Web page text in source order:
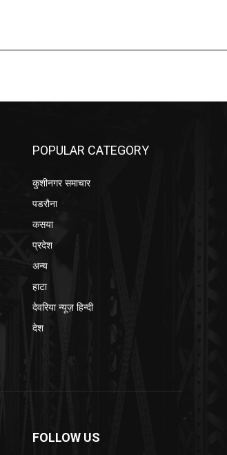
POPULAR CATEGORY
कुशीनगर समाचार
पडरौना
कसया
प्रदेश
अन्य
हाटा
देवरिया न्यूज़ हिन्दी
देश
FOLLOW US